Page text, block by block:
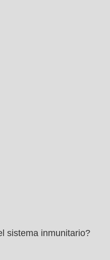
sistema inmunitario?